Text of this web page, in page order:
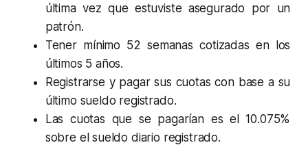
última vez que estuviste asegurado por un
patrón.
Tener mínimo 52 semanas cotizadas en los
últimos 5 años.
Registrarse y pagar sus cuotas con base a su
último sueldo registrado.
Las cuotas que se pagarían es el 10.075%
sobre el sueldo diario registrado.